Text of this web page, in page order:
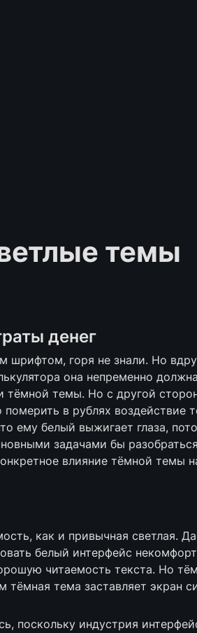
темы
денег
горя не знали. Но
она непременно
тёмной темы. Но с другой
в рублях воздействие
ему белый выжигает глаза,
задачами бы
влияние тёмной темы
как и привычная светлая.
белый интерфейс
читаемость текста. Но
тема заставляет экран
поскольку индустрия